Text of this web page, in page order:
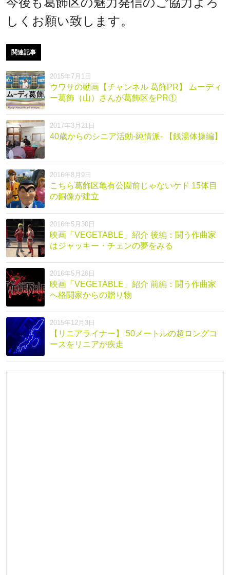
しくお願い致します。
関連記事
2015年7月1日
ウワサの動画【チャンネル 葛飾PR】 ムーディ
ー葛飾（山）さんが葛飾区をPR①
2017年3月21日
40歳からのシニア活動-純情派- 【銭湯体操編】
2016年8月9日
こちら葛飾区亀有公園前じゃないケド 15体目
の銅像が建立
2016年5月30日
映画「VEGETABLE」紹介 後編：闘う作曲家
はジャッキー・チェンの夢をみる
2016年5月26日
映画「VEGETABLE」紹介 前編：闘う作曲家
へ格闘家からの贈り物
2015年12月3日
【リニアライナー】 50メートルの超ロングコ
ースをリニアが疾走